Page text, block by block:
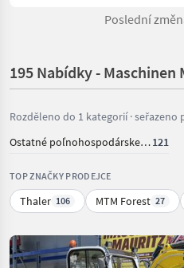
Poslední
195 Nabídky - Maschinen
Rozděleno do 1 kategorií · seřazeno
Ostatné poľnohospodárske silové stroje121
TOP ZNAČKY PRODEJCE
Thaler 106 MTM Forest 27